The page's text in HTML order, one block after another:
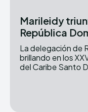
Marileidy
República
La delegación de
brillando en los
del Caribe Santo